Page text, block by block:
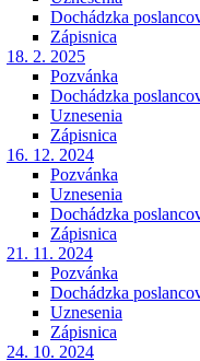
Dochádzka
Zápisnica
18. 2. 2025
Pozvánka
Dochádzka
Uznesenia
Zápisnica
16. 12. 2024
Pozvánka
Uznesenia
Dochádzka
Zápisnica
21. 11. 2024
Pozvánka
Dochádzka
Uznesenia
Zápisnica
24. 10. 2024